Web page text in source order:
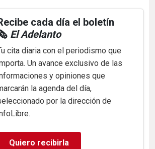
cada día el boletín
El Adelanto
cita diaria con el periodismo que
Un avance exclusivo de las
y opiniones que
la agenda del día,
por la dirección de
Quiero recibirla